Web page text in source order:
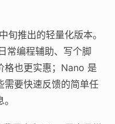
推出的轻量化版本。
常编程辅助、写个脚
格也更实惠；Nano 是
需要快速反馈的简单任